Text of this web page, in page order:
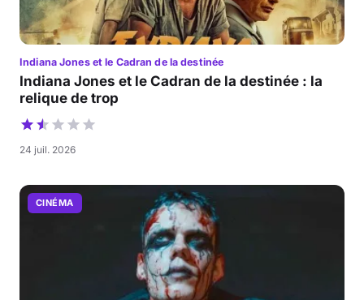
Indiana Jones et le Cadran de la destinée
Indiana Jones et le Cadran de la destinée : la
relique de trop
24 juil. 2026
CINÉMA